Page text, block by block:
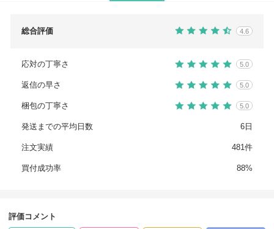
総合評価 4.6
応対の丁寧さ 5.0
返信の早さ 5.0
梱包の丁寧さ 5.0
発送までの平均日数 6日
注文実績 481件
買付成功率 88%
評価コメント